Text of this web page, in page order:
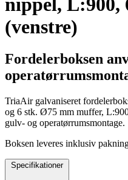
(venstre)
Fordelerboksen
TriaAir galvaniseret
og 6 stk. Ø75 mm muffer,
gulv- og operatørrumsmontage.
Boksen leveres inklusiv
Specifikationer